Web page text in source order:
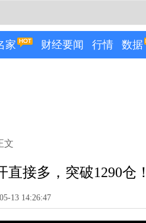
家 财经要闻 行情 数据
文
直接多，突破1290仓
13 14:26:47